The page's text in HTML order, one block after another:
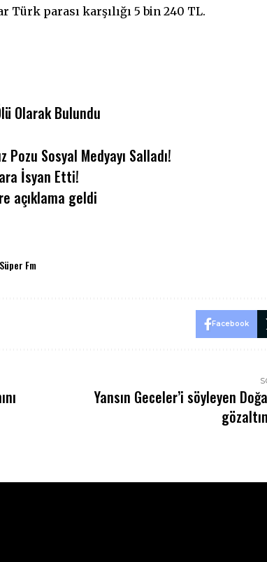
Türk parası karşılığı 5 bin 240 TL.
Olarak Bulundu
Pozu Sosyal Medyayı Salladı!
İsyan Etti!
açıklama geldi
Süper Fm
Facebook
Yansın Geceler’i söyleyen